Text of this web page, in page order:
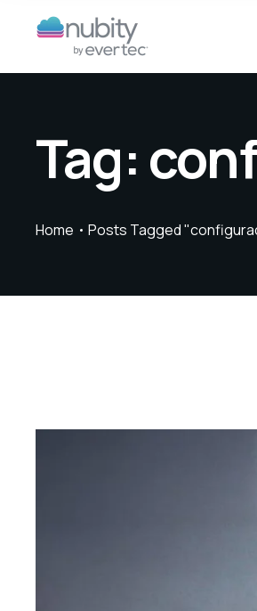
Tag:
Home Posts Tagged